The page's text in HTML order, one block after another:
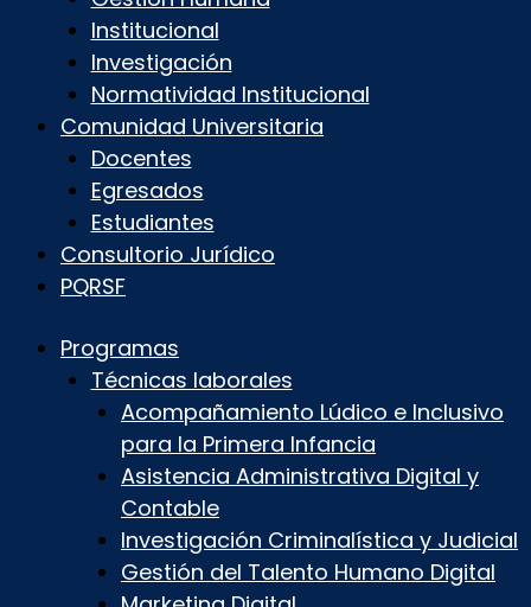
Institucional
Investigación
Normatividad Institucional
Comunidad Universitaria
Docentes
Egresados
Estudiantes
Consultorio Jurídico
PQRSF
Programas
Técnicas laborales
Acompañamiento Lúdico e Inclusivo
para la Primera Infancia
Asistencia Administrativa Digital y
Contable
Investigación Criminalística y Judicial
Gestión del Talento Humano Digital